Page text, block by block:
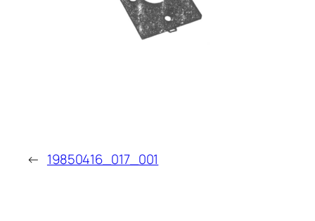
← 19850416_017_001